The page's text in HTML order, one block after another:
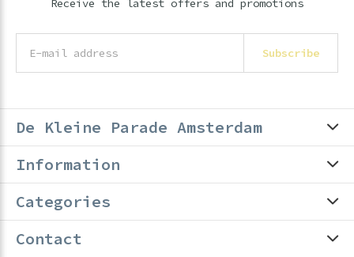
Receive the latest offers and promotions
Subscribe
De Kleine Parade Amsterdam
Information
Categories
Contact